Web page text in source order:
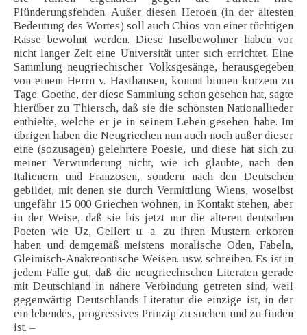
Plünderungsfehden. Außer diesen Heroen (in der ältesten
Bedeutung des Wortes) soll auch Chios von einer tüchtigen
Rasse bewohnt werden. Diese Inselbewohner haben vor
nicht langer Zeit eine Universität unter sich errichtet. Eine
Sammlung neugriechischer Volksgesänge, herausgegeben
von einem Herrn v. Haxthausen, kommt binnen kurzem zu
Tage. Goethe, der diese Sammlung schon gesehen hat, sagte
hierüber zu Thiersch, daß sie die schönsten Nationallieder
enthielte, welche er je in seinem Leben gesehen habe. Im
übrigen haben die Neugriechen nun auch noch außer dieser
eine (sozusagen) gelehrtere Poesie, und diese hat sich zu
meiner Verwunderung nicht, wie ich glaubte, nach den
Italienern und Franzosen, sondern nach den Deutschen
gebildet, mit denen sie durch Vermittlung Wiens, woselbst
ungefähr 15 000 Griechen wohnen, in Kontakt stehen, aber
in der Weise, daß sie bis jetzt nur die älteren deutschen
Poeten wie Uz, Gellert u. a. zu ihren Mustern erkoren
haben und demgemäß meistens moralische Oden, Fabeln,
Gleimisch-Anakreontische Weisen. usw. schreiben. Es ist in
jedem Falle gut, daß die neugriechischen Literaten gerade
mit Deutschland in nähere Verbindung getreten sind, weil
gegenwärtig Deutschlands Literatur die einzige ist, in der
ein lebendes, progressives Prinzip zu suchen und zu finden
ist. –